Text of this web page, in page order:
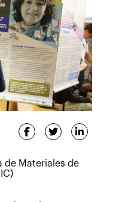
de Materiales de